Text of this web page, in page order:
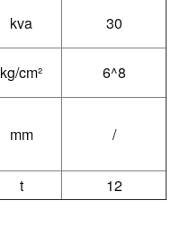
kva
30
kg/cm² 6^8
mm /
t 12